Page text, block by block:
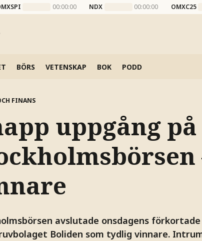
00:00:00 NDX 00:00:00 OMXC25
BÖRS VETENSKAP BOK PODD
FINANS
uppgång på
avslutade onsdagens
Boliden som tydlig vinnare.